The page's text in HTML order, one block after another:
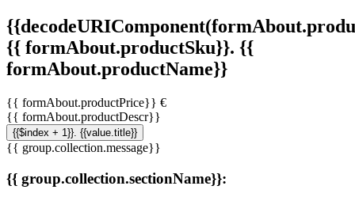
{{ formAbout.productSku}}. {{
formAbout.productName}}
{{ formAbout.productPrice}} €
{{ formAbout.productDescr}}
{{$index + 1}}. {{value.title}}
{{ group.collection.message}}
{{ group.collection.sectionName}}: